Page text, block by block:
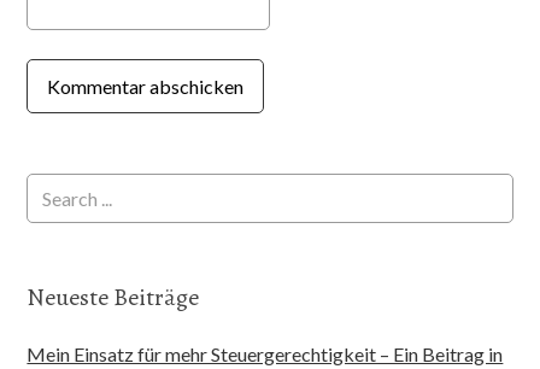
Neueste Beiträge
Mein Einsatz für mehr Steuergerechtigkeit – Ein Beitrag in